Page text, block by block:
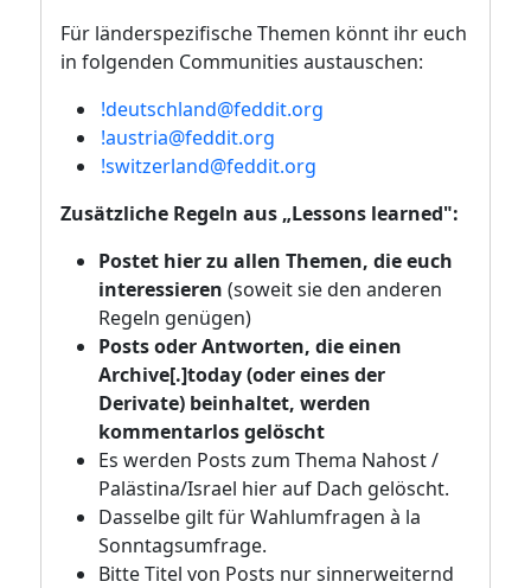
Für länderspezifische Themen könnt ihr euch
in folgenden Communities austauschen:
!deutschland@feddit.org
!austria@feddit.org
!switzerland@feddit.org
Zusätzliche Regeln aus „Lessons learned":
Postet hier zu allen Themen, die euch
interessieren (soweit sie den anderen
Regeln genügen)
Posts oder Antworten, die einen
Archive[.]today (oder eines der
Derivate) beinhaltet, werden
kommentarlos gelöscht
Es werden Posts zum Thema Nahost /
Palästina/Israel hier auf Dach gelöscht.
Dasselbe gilt für Wahlumfragen à la
Sonntagsumfrage.
Bitte Titel von Posts nur sinnerweiternd